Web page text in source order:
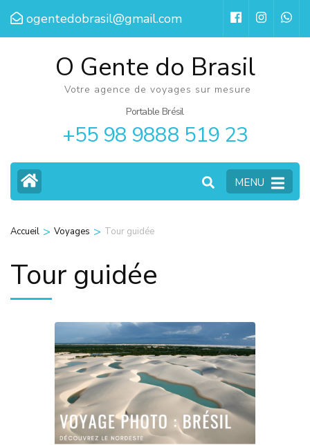
Aller
ogentedobrasil@gmail.com
O Gente do Brasil
Votre agence de voyages sur mesure
Portable Brésil
+55 98 9888 519 23
MENU
Accueil > Voyages > Tour guidée
Tour guidée